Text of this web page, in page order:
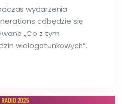
wydarzenia
odbędzie się
„Co z tym
wielogatunkowych”.